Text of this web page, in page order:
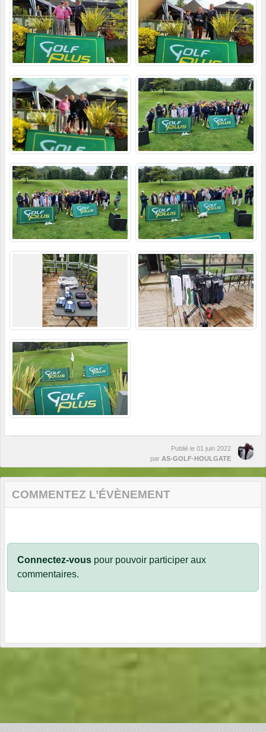
Publié le 01 juin 2022
par AS-GOLF-HOULGATE
COMMENTEZ L’ÉVÈNEMENT
Connectez-vous pour pouvoir participer aux
commentaires.